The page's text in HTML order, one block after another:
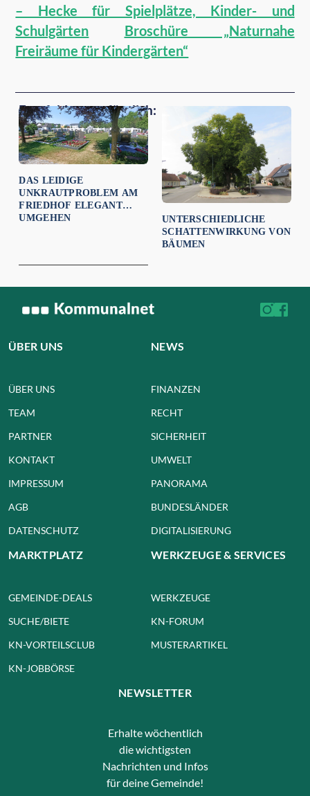
– Hecke für Spielplätze, Kinder- und
Schulgärten
Broschüre „Naturnahe
Freiräume für Kindergärten“
Empfehlungen für dich:
DAS LEIDIGE
UNKRAUTPROBLEM AM
FRIEDHOF ELEGANT
UMGEHEN
UNTERSCHIEDLICHE
SCHATTENWIRKUNG VON
BÄUMEN
ÜBER UNS
ÜBER UNS
TEAM
PARTNER
KONTAKT
IMPRESSUM
AGB
DATENSCHUTZ
NEWS
FINANZEN
RECHT
SICHERHEIT
UMWELT
PANORAMA
BUNDESLÄNDER
DIGITALISIERUNG
MARKTPLATZ
GEMEINDE-DEALS
SUCHE/BIETE
KN-VORTEILSCLUB
KN-JOBBÖRSE
WERKZEUGE & SERVICES
WERKZEUGE
KN-FORUM
MUSTERARTIKEL
NEWSLETTER
Erhalte wöchentlich
die wichtigsten
Nachrichten und Infos
für deine Gemeinde!